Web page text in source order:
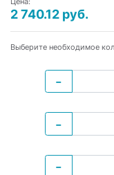
2 740.12 руб.
Выберите необходимое
−
−
−